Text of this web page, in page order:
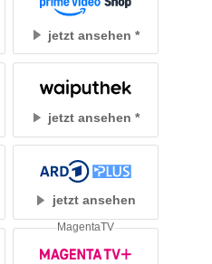
jetzt ansehen
jetzt ansehen
jetzt ansehen
MagentaTV